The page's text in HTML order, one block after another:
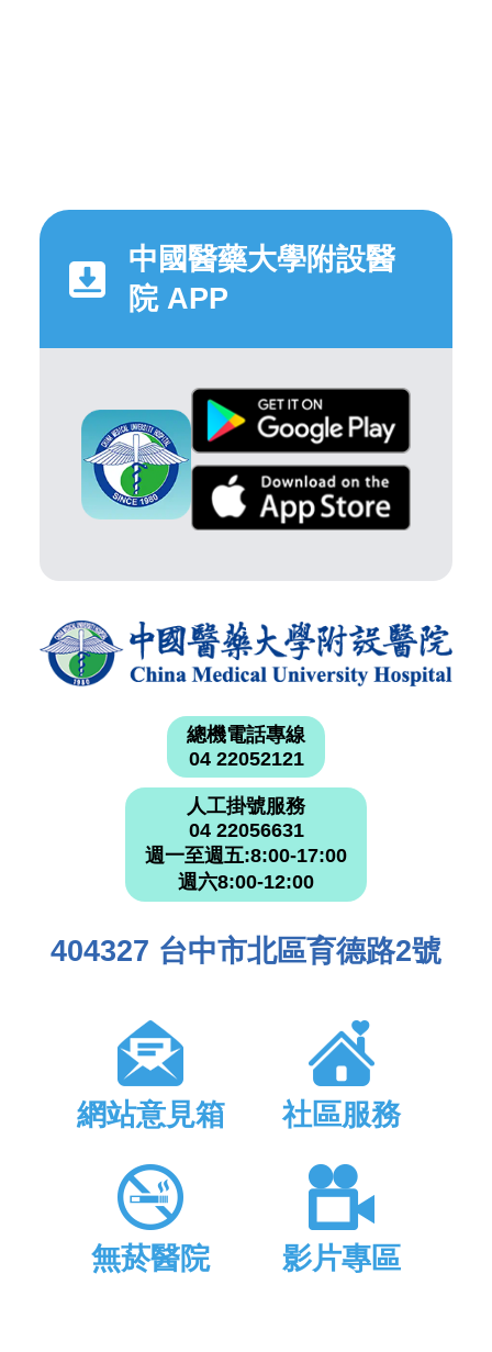
中國醫藥大學附設醫
院 APP
總機電話專線
04 22052121
人工掛號服務
04 22056631
週一至週五:8:00-17:00
週六8:00-12:00
404327 台中市北區育德路2號
網站意見箱 社區服務
無菸醫院 影片專區